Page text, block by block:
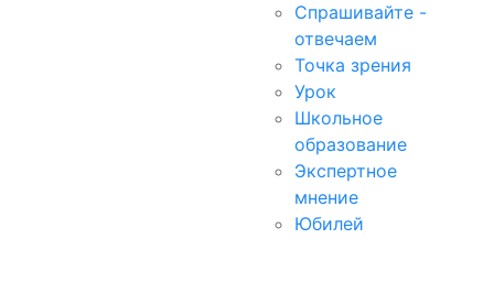
Спрашивайте -
отвечаем
Точка зрения
Урок
Школьное
образование
Экспертное
мнение
Юбилей